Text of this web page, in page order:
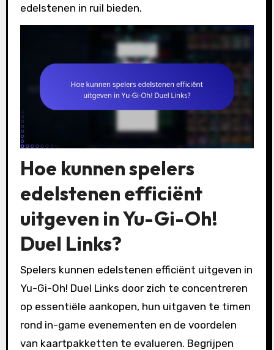
edelstenen in ruil bieden.
Hoe kunnen spelers
edelstenen efficiënt
uitgeven in Yu-Gi-Oh!
Duel Links?
Spelers kunnen edelstenen efficiënt uitgeven in
Yu-Gi-Oh! Duel Links door zich te concentreren
op essentiële aankopen, hun uitgaven te timen
rond in-game evenementen en de voordelen
van kaartpakketten te evalueren. Begrijpen